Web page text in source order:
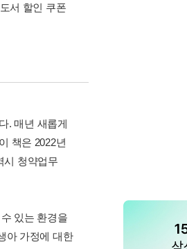
서 할인 쿠폰
. 매년 새롭게
책은 2022년
시 청약업무
있는 환경을
아 가정에 대한